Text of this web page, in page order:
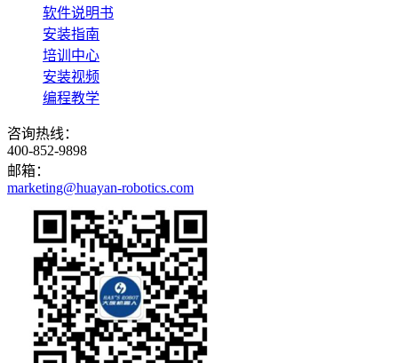
软件说明书
安装指南
培训中心
安装视频
编程教学
咨询热线：
400-852-9898
邮箱：
marketing@huayan-robotics.com